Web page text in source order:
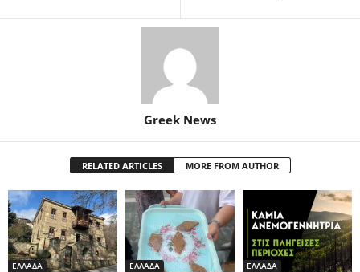
Greek News
RELATED ARTICLES MORE FROM AUTHOR
ΕΛΛΑΔΑ ΕΛΛΑΔΑ ΕΛΛΑΔΑ